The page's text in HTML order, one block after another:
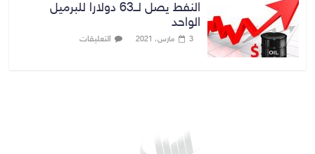
النفط يصل لــ63 دولارا للبرميل
الواحد
3 مارس، 2021 التعليقات